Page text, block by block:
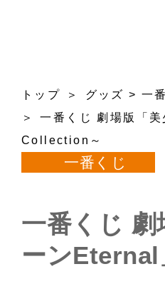
トップ グッズ >一
一番くじ 劇場版「
Collection～
一番くじ
一番くじ 劇
ーン